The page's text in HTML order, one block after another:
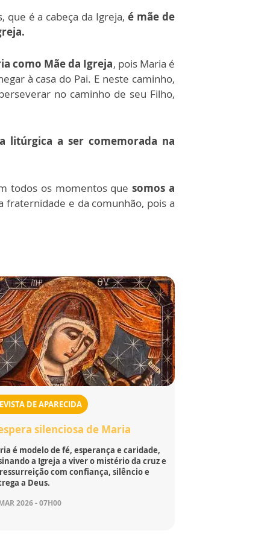
que é a cabeça da Igreja,é mãe de
como Mãe da Igreja, pois Maria é
à casa do Pai. E neste caminho,
no caminho de seu Filho,
litúrgica a ser comemorada na
todos os momentos quesomos a
e da comunhão, pois a
DE APARECIDA
silenciosa de Maria
é modelo de fé, esperança e caridade,
a Igreja a viver o mistério da cruz e
com confiança, silêncio e
a Deus.
2026 - 07H00